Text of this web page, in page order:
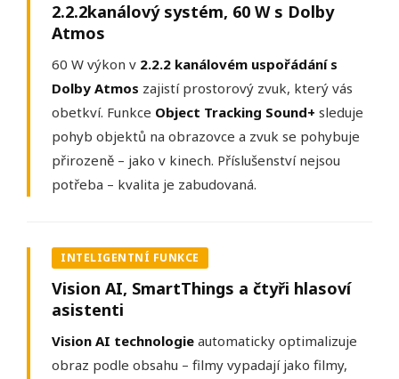
2.2.2kanálový systém, 60 W s Dolby
Atmos
60 W výkon v 2.2.2 kanálovém uspořádání s
Dolby Atmos zajistí prostorový zvuk, který vás
obetkví. Funkce Object Tracking Sound+ sleduje
pohyb objektů na obrazovce a zvuk se pohybuje
přirozeně – jako v kinech. Příslušenství nejsou
potřeba – kvalita je zabudovaná.
INTELIGENTNÍ FUNKCE
Vision AI, SmartThings a čtyři hlasoví
asistenti
Vision AI technologie automaticky optimalizuje
obraz podle obsahu – filmy vypadají jako filmy,